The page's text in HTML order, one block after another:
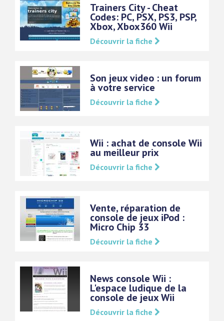
Trainers City - Cheat
Codes: PC, PSX, PS3, PSP,
Xbox, Xbox360 Wii
Découvrir la fiche
Son jeux video : un forum
à votre service
Découvrir la fiche
Wii : achat de console Wii
au meilleur prix
Découvrir la fiche
Vente, réparation de
console de jeux iPod :
Micro Chip 33
Découvrir la fiche
News console Wii :
L'espace ludique de la
console de jeux Wii
Découvrir la fiche